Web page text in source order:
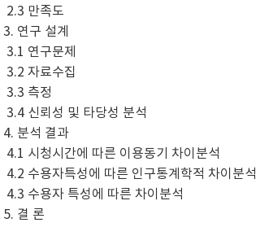
2.3 만족도
3. 연구 설계
3.1 연구문제
3.2 자료수집
3.3 측정
3.4 신뢰성 및 타당성 분석
4. 분석 결과
4.1 시청시간에 따른 이용동기 차이분석
4.2 수용자특성에 따른 인구통계학적 차이분석
4.3 수용자 특성에 따른 차이분석
5. 결 론